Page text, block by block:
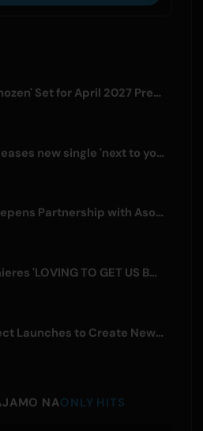
TV Anime 'Shozen' Set for April 2027 Premiere on Fuji TV
Sagiri Sol releases new single 'next to your love' after hiatus
Kizuna AI Deepens Partnership with Asobisystem Ahead of 10th Anniversary World Tour
EMNW Premieres 'LOVING TO GET US BY' Music Video on August 7
Synxro Project Launches to Create New IP from Fictional Anime Openings
NAONLY HITS